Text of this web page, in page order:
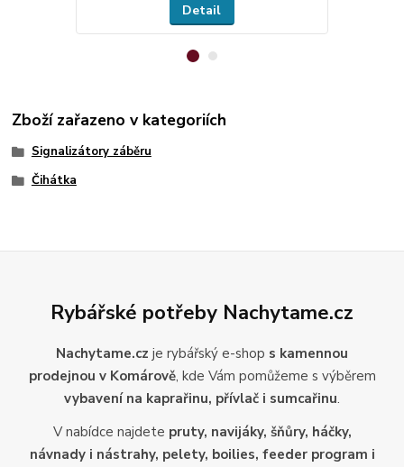
Detail
Zboží zařazeno v kategoriích
Signalizátory záběru
Čihátka
Rybářské potřeby Nachytame.cz
Nachytame.cz je rybářský e-shop s kamennou
prodejnou v Komárově, kde Vám pomůžeme s výběrem
vybavení na kaprařinu, přívlač i sumcařinu.
V nabídce najdete pruty, navijáky, šňůry, háčky,
návnady i nástrahy, pelety, boilies, feeder program i